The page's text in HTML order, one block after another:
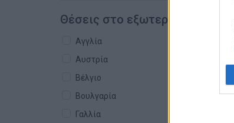
Θέσεις στο εξωτερικό
Αγγλία
Αυστρία
Βέλγιο
Βουλγαρία
Γαλλία